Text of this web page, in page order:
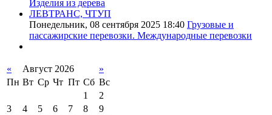
Изделия из дерева
ЛЕВТРАНС, ЧТУП
Понедельник, 08 сентября 2025 18:40 Грузовые и
пассажирские перевозки. Международные перевозки
« Август 2026
»
Пн Вт Ср Чт Пт Сб Вс
1
2
3
4 5 6 7 8
9